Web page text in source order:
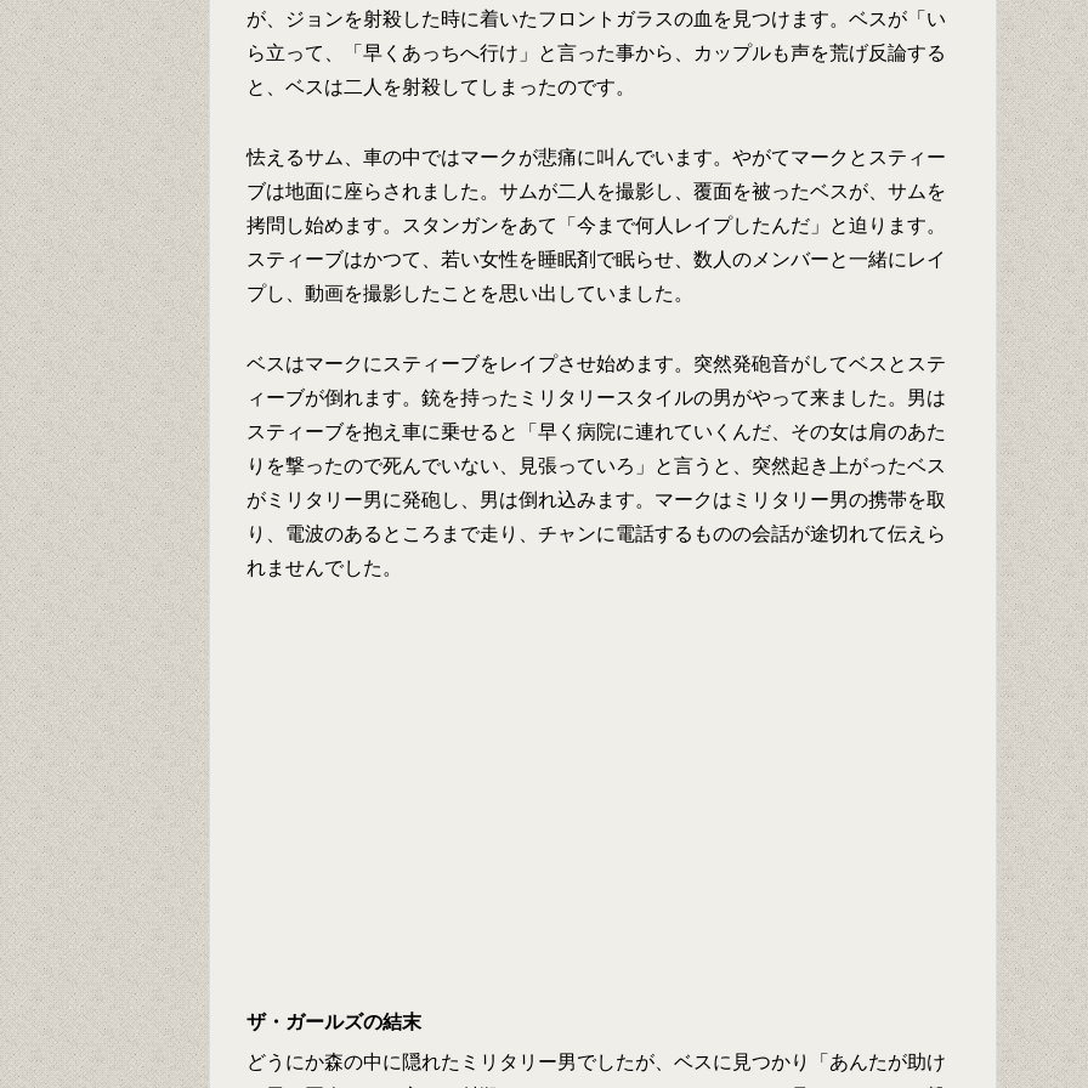
が、ジョンを射殺した時に着いたフロントガラスの血を見つけます。ベスが「い
ら立って、「早くあっちへ行け」と言った事から、カップルも声を荒げ反論する
と、ベスは二人を射殺してしまったのです。
怯えるサム、車の中ではマークが悲痛に叫んでいます。やがてマークとスティー
ブは地面に座らされました。サムが二人を撮影し、覆面を被ったベスが、サムを
拷問し始めます。スタンガンをあて「今まで何人レイプしたんだ」と迫ります。
スティーブはかつて、若い女性を睡眠剤で眠らせ、数人のメンバーと一緒にレイ
プし、動画を撮影したことを思い出していました。
ベスはマークにスティーブをレイプさせ始めます。突然発砲音がしてベスとステ
ィーブが倒れます。銃を持ったミリタリースタイルの男がやって来ました。男は
スティーブを抱え車に乗せると「早く病院に連れていくんだ、その女は肩のあた
りを撃ったので死んでいない、見張っていろ」と言うと、突然起き上がったベス
がミリタリー男に発砲し、男は倒れ込みます。マークはミリタリー男の携帯を取
り、電波のあるところまで走り、チャンに電話するものの会話が途切れて伝えら
れませんでした。
ザ・ガールズの結末
どうにか森の中に隠れたミリタリー男でしたが、ベスに見つかり「あんたが助け